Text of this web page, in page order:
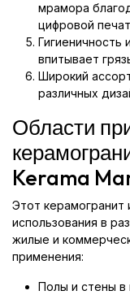
мрамора
цифровой
Гигиеничность
впитывает
Широкий
различных
Области
Kerama
Этот керамогранит
использования в
жилые и
применения:
Полы и стены в